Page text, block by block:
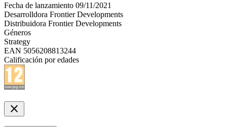
Fecha de lanzamiento 09/11/2021
Desarrolldora Frontier Developments
Distribuidora Frontier Developments
Géneros
Strategy
EAN 5056208813244
Calificación por edades
close